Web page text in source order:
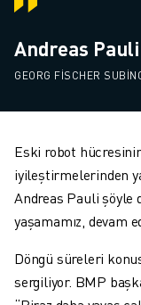
Andreas Pauli
GEORG FISCHER
Eski robot
iyileştirmelerinden
Andreas Pauli şöyle
yaşamamız, devam
Döngü süreleri
sergiliyor. BMP